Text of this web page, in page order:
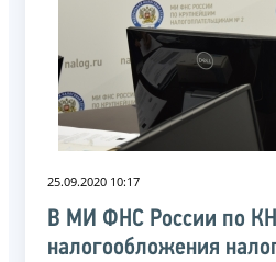
25.09.2020 10:17
В МИ ФНС России по
налогообложения